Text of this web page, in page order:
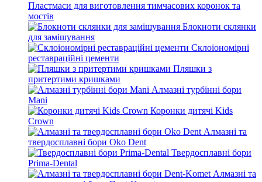
Пластмаси для виготовлення тимчасових коронок та
мостів
Блокноти склянки
для замішування
Склоіономірні
реставраційні цементи
Пляшки з
притертими кришками
Алмазні турбінні бори
Mani
Коронки дитячі Kids
Crown
Алмазні та
твердосплавні бори Oko Dent
Твердосплавні бори
Prima-Dental
Алмазні та